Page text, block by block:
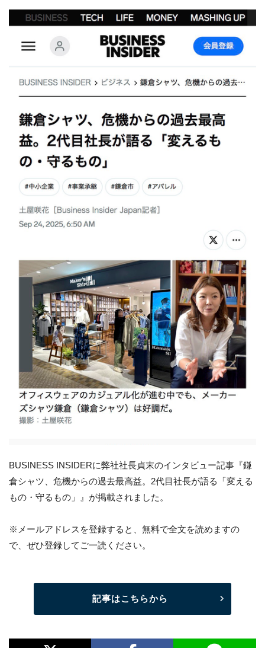
BUSINESS INSIDERに弊社社長貞末のインタビュー記事『鎌
倉シャツ、危機からの過去最高益。2代目社長が語る「変える
もの・守るもの」』が掲載されました。
※メールアドレスを登録すると、無料で全文を読めますの
で、ぜひ登録してご一読ください。
記事はこちらから